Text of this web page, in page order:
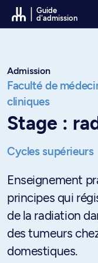
Passer au contenu
Guide
d'admission
Admission
Faculté de
cliniques
Stage :
Cycles supérieurs
Enseignement
principes qui
de la radiation
des tumeurs
domestiques.